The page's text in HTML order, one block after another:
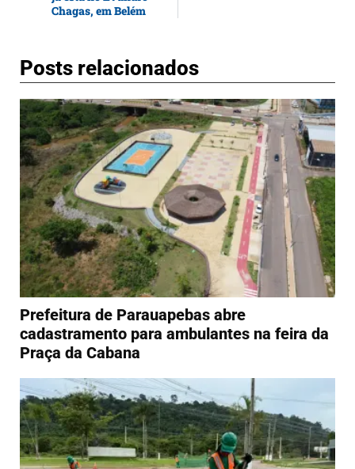
Chagas, em Belém
Posts relacionados
Prefeitura de Parauapebas abre
cadastramento para ambulantes na feira da
Praça da Cabana